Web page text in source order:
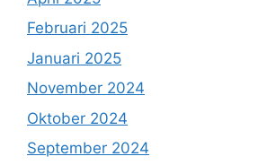
Februari 2025
Januari 2025
November 2024
Oktober 2024
September 2024